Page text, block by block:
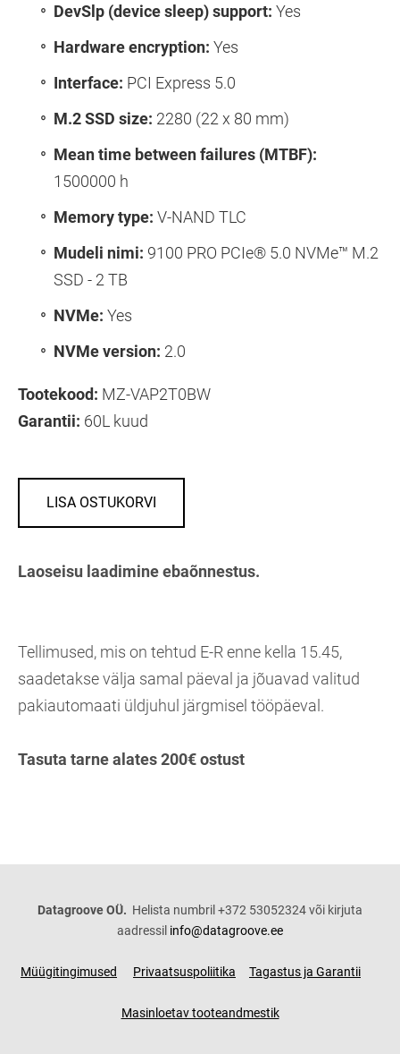
DevSlp (device sleep) support: Yes
Hardware encryption: Yes
Interface: PCI Express 5.0
M.2 SSD size: 2280 (22 x 80 mm)
Mean time between failures (MTBF):
1500000 h
Memory type: V-NAND TLC
Mudeli nimi: 9100 PRO PCIe® 5.0 NVMe™ M.2
SSD - 2 TB
NVMe: Yes
NVMe version: 2.0
Tootekood: MZ-VAP2T0BW
Garantii: 60L kuud
LISA OSTUKORVI
Laoseisu laadimine ebaõnnestus.
Tellimused, mis on tehtud E-R enne kella 15.45,
saadetakse välja samal päeval ja jõuavad valitud
pakiautomaati üldjuhul järgmisel tööpäeval.
Tasuta tarne alates 200€ ostust
Datagroove OÜ. Helista numbril +372 53052324 või kirjuta
aadressil info@datagroove.ee
Müügitingimused Privaatsuspoliitika Tagastus ja Garantii
Masinloetav tooteandmestik